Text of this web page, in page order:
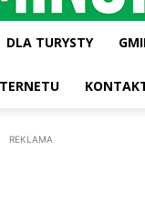
Wiadomości
DLA TURYSTY
REKLAMA